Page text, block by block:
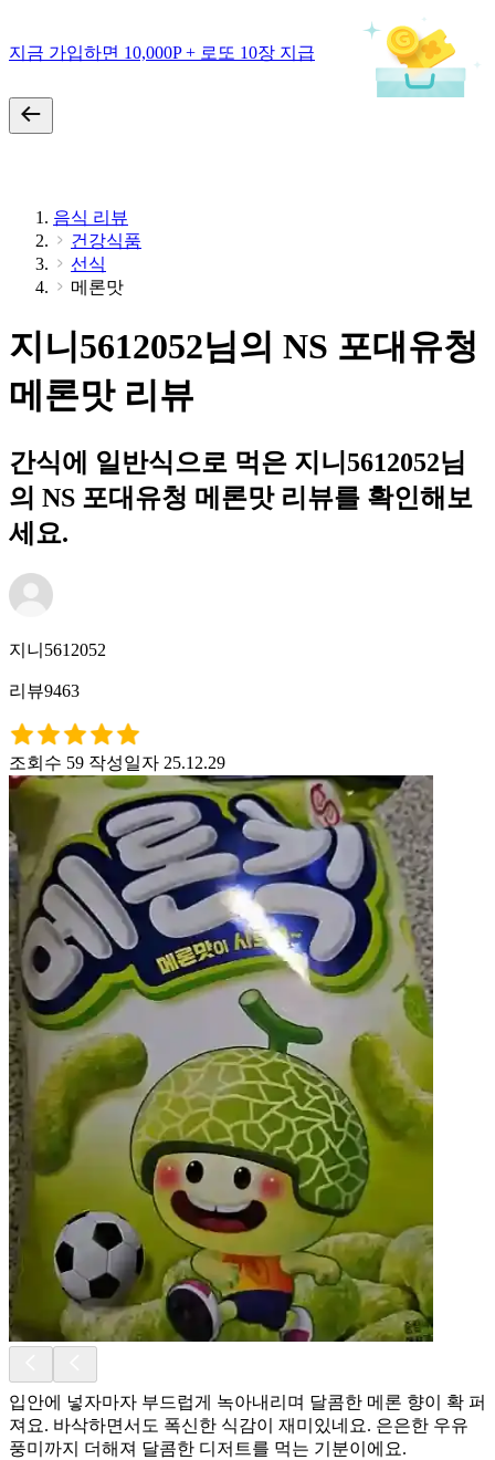
지금 가입하면 10,000P + 로또 10장 지급
음식 리뷰
건강식품
선식
메론맛
지니5612052님의 NS 포대유청
메론맛 리뷰
간식에 일반식으로 먹은 지니5612052님
의 NS 포대유청 메론맛 리뷰를 확인해보
세요.
지니5612052
리뷰9463
조회수 59 작성일자 25.12.29
입안에 넣자마자 부드럽게 녹아내리며 달콤한 메론 향이 확 퍼
져요. 바삭하면서도 폭신한 식감이 재미있네요. 은은한 우유
풍미까지 더해져 달콤한 디저트를 먹는 기분이에요.